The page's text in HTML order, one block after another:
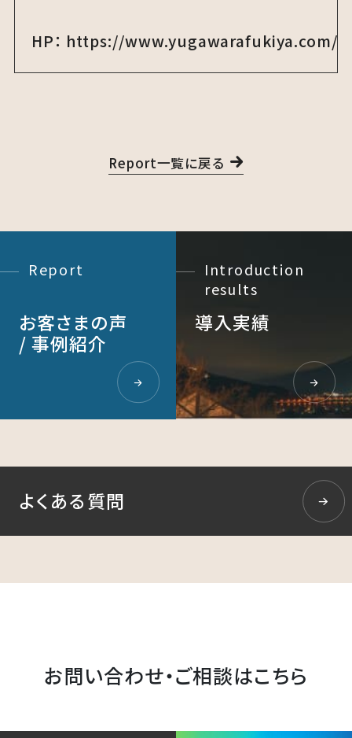
HP： https://www.yugawarafukiya.com/
Report一覧に戻る
Report
お客さまの声
/ 事例紹介
Introduction
results
導入実績
よくある質問
お問い合わせ・ご相談はこちら